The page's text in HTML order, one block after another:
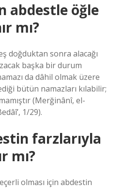
abdestle öğle
mı?
doğduktan sonra alacağı
başka bir durum
da dâhil olmak üzere
bütün namazları kılabilir;
(Merğinânî, el-
1/29).
farzlarıyla
mı?
olması için abdestin